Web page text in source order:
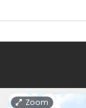
Zoom